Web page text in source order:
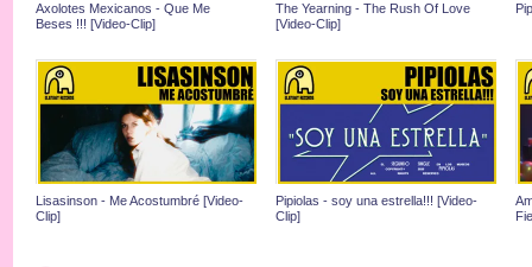
Axolotes Mexicanos - Que Me
Beses !!! [Video-Clip]
The Yearning - The Rush Of Love
[Video-Clip]
Lisasinson - Me Acostumbré [Video-
Clip]
Pipiolas - soy una estrella!!! [Video-
Clip]